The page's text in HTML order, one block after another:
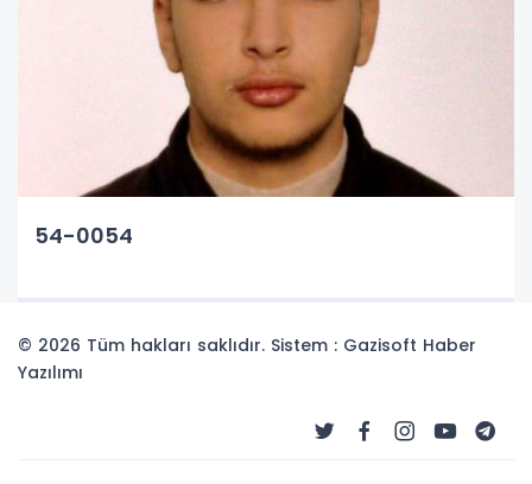
54-0054
© 2026 Tüm hakları saklıdır. Sistem : Gazisoft Haber
Yazılımı